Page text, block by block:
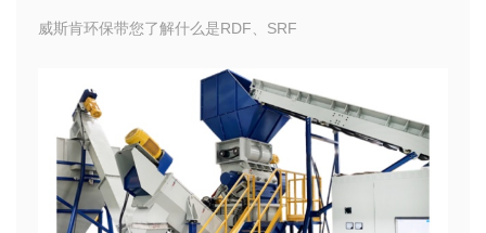
威斯肯环保带您了解什么是RDF、SRF